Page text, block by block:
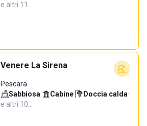
e altri 11…
Venere La Sirena
Pescara
Sabbiosa· Cabine· Doccia calda·
e altri 10…